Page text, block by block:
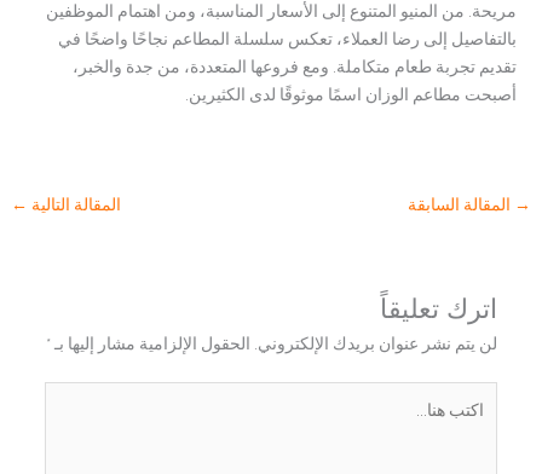
مريحة. من المنيو المتنوع إلى الأسعار المناسبة، ومن اهتمام الموظفين
بالتفاصيل إلى رضا العملاء، تعكس سلسلة المطاعم نجاحًا واضحًا في
تقديم تجربة طعام متكاملة. ومع فروعها المتعددة، من جدة والخبر،
أصبحت مطاعم الوزان اسمًا موثوقًا لدى الكثيرين.
→ المقالة السابقة المقالة التالية ←
اترك تعليقاً
لن يتم نشر عنوان بريدك الإلكتروني. الحقول الإلزامية مشار إليها بـ *
هنا...